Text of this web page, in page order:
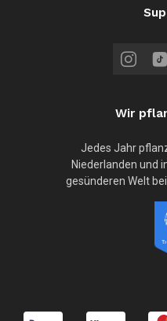
Wir
Jedes Jahr
Niederlanden und
gesünderen Welt